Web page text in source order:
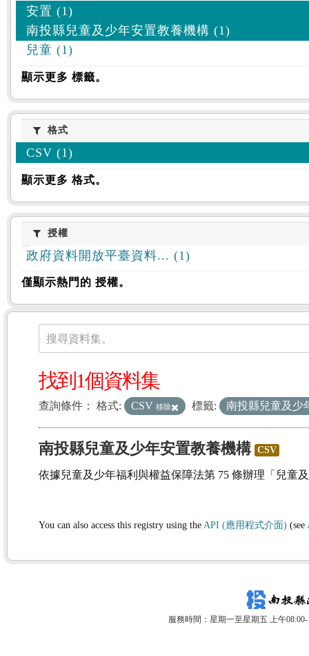
安置 (1)
南投縣兒童及少年安置教養機構 (1)
兒童 (1)
顯示更多 標籤。
格式格式
CSV (1)
顯示更多 格式。
授權授權
政府資料開放平臺資料... (1)
僅顯示熱門的 授權。
資料集
搜尋資料集。
找到1個資料集
查詢條件： 格式: CSV 移除 標籤: 南投縣兒童及少
南投縣兒童及少年安置教養機構 CSV
依據兒童及少年福利與權益保障法第 75 條辦理「兒童
You can also access this registry using the API (應用程式介面) (see
服務時間：星期一至星期五 上午